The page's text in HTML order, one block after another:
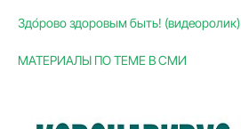
Здо́рово здоровым быть! (видеоролик)
МАТЕРИАЛЫ ПО ТЕМЕ В СМИ